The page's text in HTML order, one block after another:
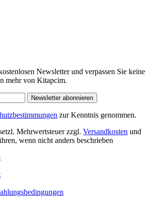
Newsletter und verpassen Sie keine
mehr von Kitapcim.
Newsletter abonnieren
zur Kenntnis genommen.
Mehrwertsteuer zzgl. Versandkosten und
wenn nicht anders beschrieben